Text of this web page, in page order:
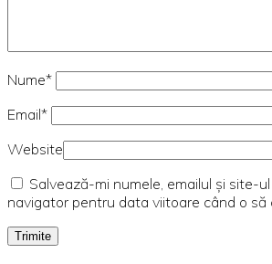
Nume*
Email*
Website
Salvează-mi numele, emailul și site-
navigator pentru data viitoare când o să